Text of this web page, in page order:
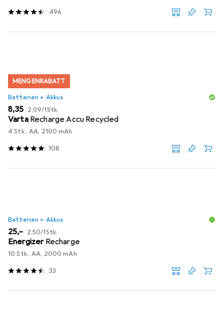
496
MENGENRABATT
Batterien + Akkus
EUR
8,35 EUR
2,09/1Stk.
Varta Recharge Accu Recycled
4 Stk., AA, 2100 mAh
108
Batterien + Akkus
EUR
25,– EUR
2,50/1Stk.
Energizer Recharge
10 Stk., AA, 2000 mAh
33